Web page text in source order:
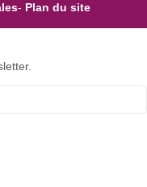
- Plan du site